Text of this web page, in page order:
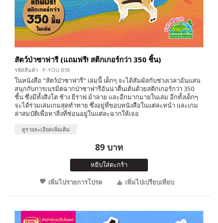
สัตว์ป่าซาฟารี (แถมฟรี! สติกเกอร์กว่า 350 ชิ้น)
รหัสสินค้า : P-YOU-859
ในหนังสือ "สัตว์ป่าซาฟารี" เล่มนี้ เด็กๆ จะได้สัมผัสกับช่วงเวลาอันแสน
สนุกกับการเนรมิตฉากป่าซาฟารีอันน่าตื่นเต้นด้วยสติกเกอร์กว่า 350
ชิ้น ซึ่งมีทั้งสิงโต ช้าง ยีราฟ ม้าลาย และอีกมากมายในเล่ม อีกทั้งเด็กๆ
จะได้ร่วมเล่มเกมสุดท้าทาย ซึ่งอยู่ที่ขอบหนังสือในแต่ละหน้า และเกม
ล่าสมบัติเพื่อหาสิ่งที่ซ่อนอยู่ในแต่ละฉากให้เจอ
ดูรายละเอียดเพิ่มเติม
89 บาท
หยิบใส่ตะกร้า
เพิ่มไปรายการโปรด
เพิ่มไปเปรียบเทียบ